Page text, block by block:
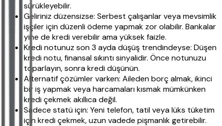
sürükleyebilir.
Geliriniz düzensizse: Serbest çalışanlar veya mevsimlik
işçiler için düzenli ödeme yapmak zor olabilir. Bankalar
yine de kredi verebilir ama yüksek faizle.
Kredi notunuz son 3 ayda düşüş trendindeyse: Düşen
kredi notu, finansal sıkıntı sinyalidir. Önce notunuzu
toparlayın, sonra kredi düşünün.
Alternatif çözümler varken: Aileden borç almak, ikinci
bir iş yapmak veya harcamaları kısmak mümkünken
kredi çekmek akıllıca değil.
Sadece statü için: Yeni telefon, tatil veya lüks tüketim
için kredi çekmek, uzun vadede pişmanlık getirebilir.